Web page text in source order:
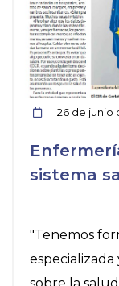
26 de junio
sistema
"Tenemos